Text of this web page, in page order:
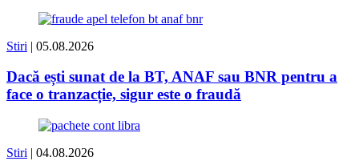
Stiri | 05.08.2026
Dacă ești sunat de la BT, ANAF sau BNR pentru a
face o tranzacție, sigur este o fraudă
Stiri | 04.08.2026